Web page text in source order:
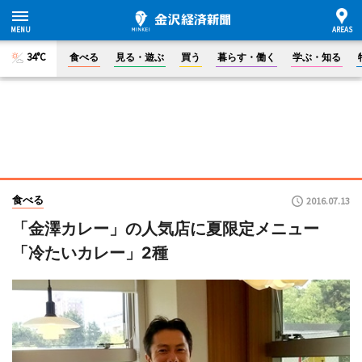
34°C 食べる 見る・遊ぶ 買う 暮らす・働く 学ぶ・知る
食べる 2016.07.13
「金澤カレー」の人気店に夏限定メニュー
「冷たいカレー」2種